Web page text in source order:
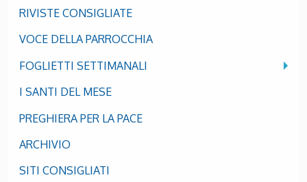
RIVISTE CONSIGLIATE
VOCE DELLA PARROCCHIA
FOGLIETTI SETTIMANALI
I SANTI DEL MESE
PREGHIERA PER LA PACE
ARCHIVIO
SITI CONSIGLIATI